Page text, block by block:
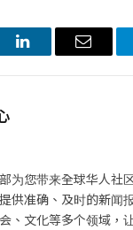
LinkedIn电
为您带来全球华人社
供准确、及时的新闻
、文化等多个领域，